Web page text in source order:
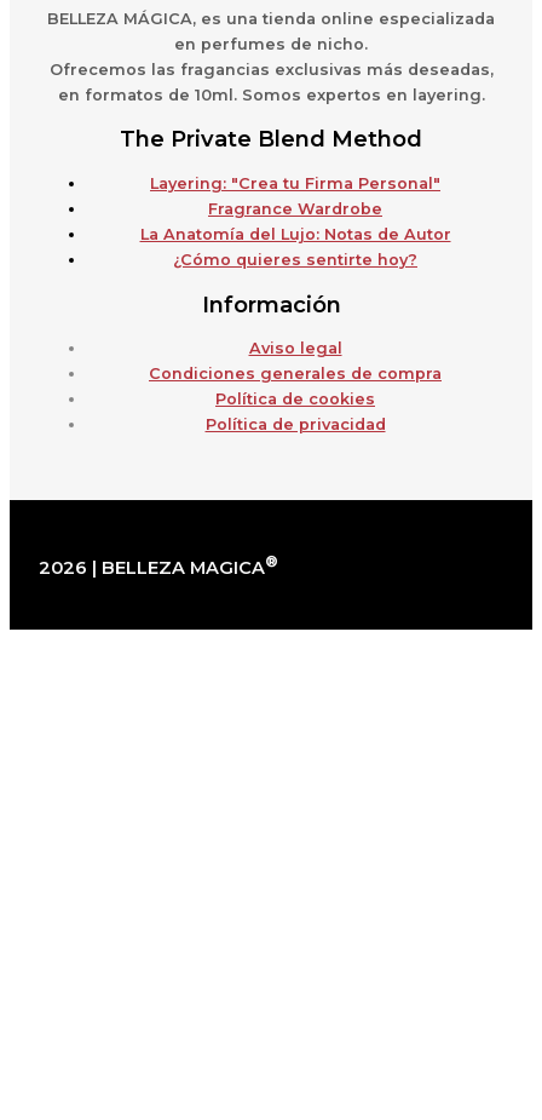
BELLEZA MÁGICA, es una tienda online especializada
en perfumes de nicho.
Ofrecemos las fragancias exclusivas más deseadas,
en formatos de 10ml. Somos expertos en layering.
The Private Blend Method
Layering: "Crea tu Firma Personal"
Fragrance Wardrobe
La Anatomía del Lujo: Notas de Autor
¿Cómo quieres sentirte hoy?
Información
Aviso legal
Condiciones generales de compra
Política de cookies
Política de privacidad
2026 | BELLEZA MAGICA®